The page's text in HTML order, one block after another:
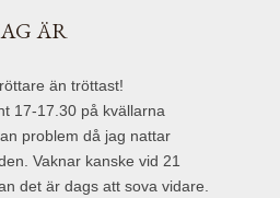
ÄR
än tröttast!
17-17.30 på kvällarna
problem då jag nattar
Vaknar kanske vid 21
det är dags att sova vidare.